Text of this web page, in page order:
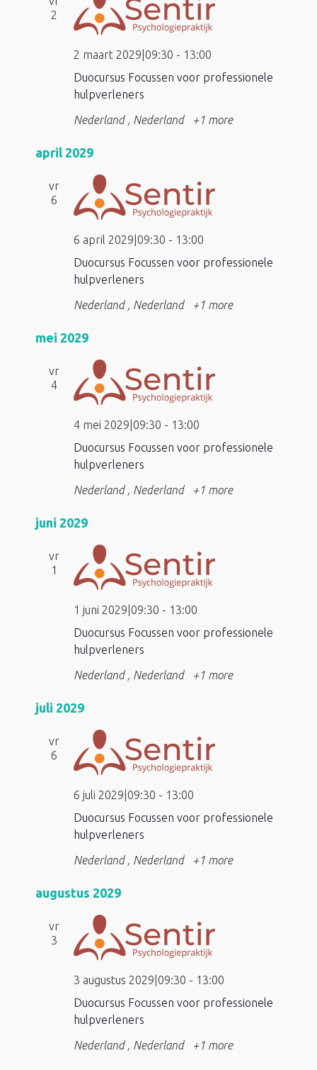
2
Duocursus Focussen voor professionele
hulpverleners
2 maart 2029|09:30 - 13:00
Nederland , Nederland +1 more
april 2029
vr
6
Duocursus Focussen voor professionele
hulpverleners
6 april 2029|09:30 - 13:00
Nederland , Nederland +1 more
mei 2029
vr
4
Duocursus Focussen voor professionele
hulpverleners
4 mei 2029|09:30 - 13:00
Nederland , Nederland +1 more
juni 2029
vr
1
Duocursus Focussen voor professionele
hulpverleners
1 juni 2029|09:30 - 13:00
Nederland , Nederland +1 more
juli 2029
vr
6
Duocursus Focussen voor professionele
hulpverleners
6 juli 2029|09:30 - 13:00
Nederland , Nederland +1 more
augustus 2029
vr
3
Duocursus Focussen voor professionele
hulpverleners
3 augustus 2029|09:30 - 13:00
Nederland , Nederland +1 more